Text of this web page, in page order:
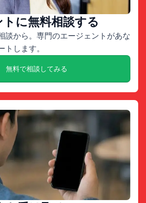
に無料相談する
談から。専門のエージェントがあな
トします。
無料で相談してみる